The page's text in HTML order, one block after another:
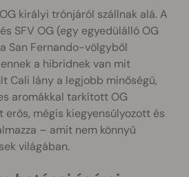
királyi trónjáról szállnak alá. A
SFV OG (egy egyedülálló OG
San Fernando-völgyből
a hibridnek van mit
Cali lány a legjobb minőségű,
aromákkal tarkított OG
erős, mégis kiegyensúlyozott és
– amit nem könnyű
világában.